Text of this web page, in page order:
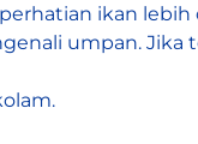
ikan lebih
umpan. Jika